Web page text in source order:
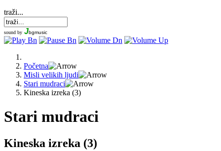
traži...
sound by Jbgmusic
Početna
Misli velikih ljudi
Stari mudraci
Kineska izreka (3)
Stari mudraci
Kineska izreka (3)